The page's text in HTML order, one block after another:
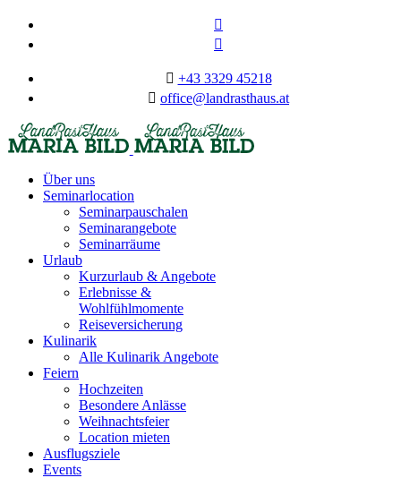
+43 3329 45218
office@landrasthaus.at
Über uns
Seminarlocation
Seminarpauschalen
Seminarangebote
Seminarräume
Urlaub
Kurzurlaub & Angebote
Erlebnisse &
Wohlfühlmomente
Reiseversicherung
Kulinarik
Alle Kulinarik Angebote
Feiern
Hochzeiten
Besondere Anlässe
Weihnachtsfeier
Location mieten
Ausflugsziele
Events